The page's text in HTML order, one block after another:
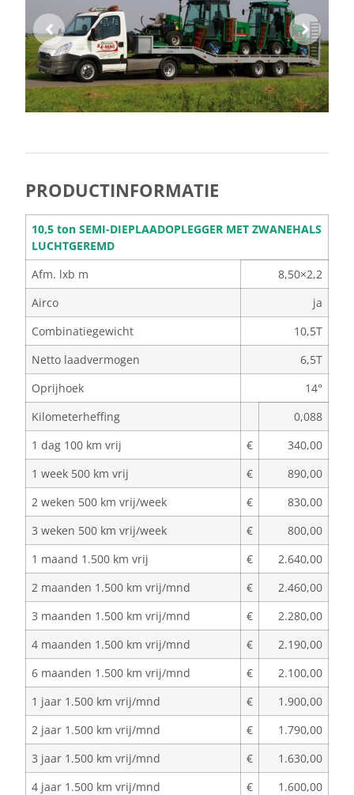
PRODUCTINFORMATIE
10,5 ton SEMI-DIEPLAADOPLEGGER MET ZWANEHALS
LUCHTGEREMD
Afm. lxb m
8,50×2,2
Airco
ja
Combinatiegewicht
10,5T
Netto laadvermogen
6,5T
Oprijhoek
14°
Kilometerheffing
0,088
1 dag 100 km vrij
€
340,00
1 week 500 km vrij
€
890,00
2 weken 500 km vrij/week
€
830,00
3 weken 500 km vrij/week
€
800,00
1 maand 1.500 km vrij
€
2.640,00
2 maanden 1.500 km vrij/mnd
€
2.460,00
3 maanden 1.500 km vrij/mnd
€
2.280,00
4 maanden 1.500 km vrij/mnd
€
2.190,00
6 maanden 1.500 km vrij/mnd
€
2.100,00
1 jaar 1.500 km vrij/mnd
€
1.900,00
2 jaar 1.500 km vrij/mnd
€
1.790,00
3 jaar 1.500 km vrij/mnd
€
1.630,00
4 jaar 1.500 km vrij/mnd
€ 1.600,00